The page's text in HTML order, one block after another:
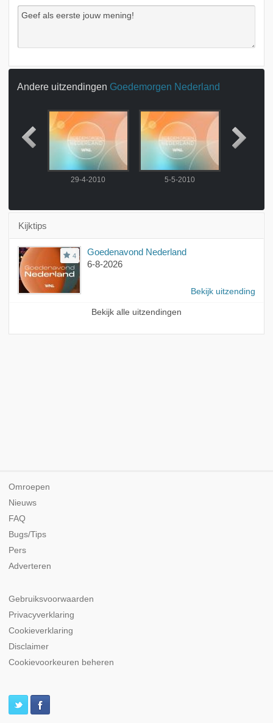
Andere uitzendingen Goedemorgen Nederland
29-4-2010 5-5-2010
Kijktips
4
Goedenavond Nederland
6-8-2026
Bekijk uitzending
Bekijk alle uitzendingen
Omroepen
Nieuws
FAQ
Bugs/Tips
Pers
Adverteren
Gebruiksvoorwaarden
Privacyverklaring
Cookieverklaring
Disclaimer
Cookievoorkeuren beheren